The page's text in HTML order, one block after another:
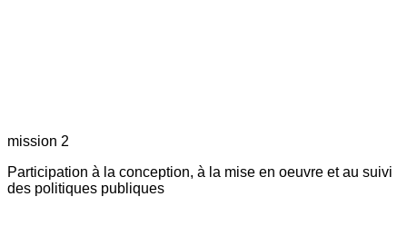
mission 2
Participation à la conception, à la mise en oeuvre et au suivi
des politiques publiques